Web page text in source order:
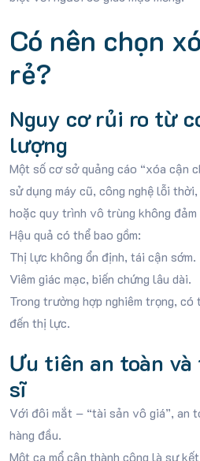
Có nên chọn
rẻ?
Nguy cơ rủi ro từ
lượng
Một số cơ sở quảng cáo “xóa cận
sử dụng máy cũ, công nghệ lỗi
hoặc quy trình vô trùng không đảm
Hậu quả có thể bao gồm:
Thị lực không ổn định, tái cận sớm.
Viêm giác mạc, biến chứng lâu dài.
Trong trường hợp nghiêm trọng, có
đến thị lực.
Ưu tiên an toàn và
sĩ
Với đôi mắt – “tài sản vô giá”, an
hàng đầu.
Một ca mổ cận thành công là sự